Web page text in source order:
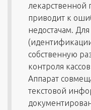
лекарственной
приводит к
недостачам.
собственную
контроля
Аппарат
текстовой